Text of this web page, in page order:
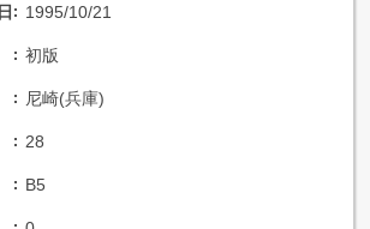
1995/10/21
初版
尼崎(兵庫)
28
B5